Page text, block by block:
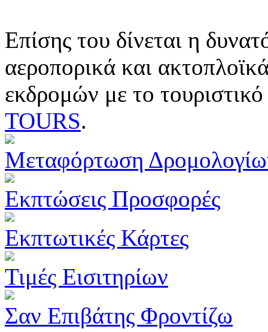
Επίσης του δίνεται η
αεροπορικά και
εκδρομών με το
TOURS.
Μεταφόρτωση
Εκπτώσεις Προσφορές
Εκπτωτικές Κάρτες
Τιμές Εισιτηρίων
Σαν Επιβάτης Φροντίζω